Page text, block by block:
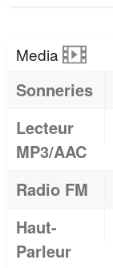
Media
Sonneries
Lecteur
MP3/AAC
Radio FM
Haut-
Parleur